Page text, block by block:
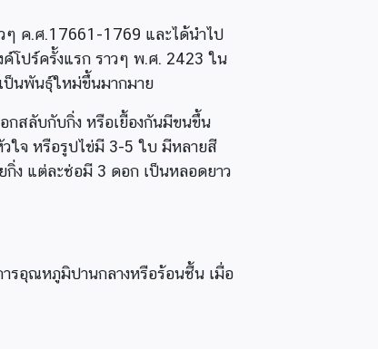
ๆ ค.ศ.17661-1769 และได้นำไป
ค์โปร์ครั้งแรก ราวๆ พ.ศ. 2423 ใน
ป็นพันธุ์ใหม่ขึ้นมากมาย
กสลับกับกิ่ง หรือเยื้องกันมีขนขึ้น
วใจ หรือรูปไข่มี 3-5 ใบ มีหลายสี
ง แต่ละช่อมี 3 ดอก เป็นหลอดยาว
รอุณหภูมิปานกลางหรือร้อนชื้น เมื่อ